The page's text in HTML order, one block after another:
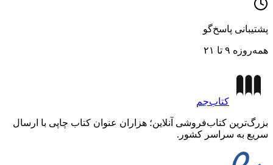
پشتیبانی پاسخ‌گو
همه‌روزه ۹ تا ۲۱
کتاب‌جم
بزرگ‌ترین کتاب‌فروشی آنلاین؛ هزاران عنوان کتاب چاپی با ارسال
سریع به سراسر کشور.